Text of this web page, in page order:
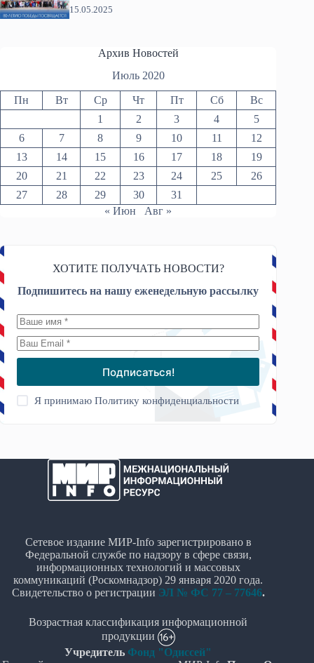
15.05.2025
Архив Новостей
Июль 2020
Пн Вт Ср Чт Пт Сб
Вс
1
2 3 4
5
6
7 8 9 10 11
12
13
14 15 16 17 18
19
20
21 22 23 24 25
26
27
28 29 30
31
« Июн
Авг »
ХОТИТЕ ПОЛУЧАТЬ НОВОСТИ?
Подпишитесь на нашу еженедельную рассылку
Подписаться!
Я принимаюПолитику конфиденциальности
Сетевое издание МИР-Info зарегистрировано в
Федеральной службе по надзору в сфере связи,
информационных технологий и массовых
коммуникаций (Роскомнадзор) 29 января 2020 года.
Свидетельство о регистрации ЭЛ № ФС 77 – 77646.
Возрастная классификация информационной
продукции
Учредитель Фонд "Одиссей"